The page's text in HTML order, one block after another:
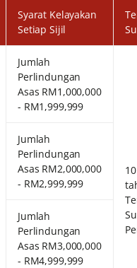
Syarat Kelayakan
Setiap Sijil
Jumlah
Perlindungan
Asas RM1,000,000
- RM1,999,999
Jumlah
Perlindungan
Asas RM2,000,000
- RM2,999,999
Jumlah
Perlindungan
Asas RM3,000,000
- RM4,999,999